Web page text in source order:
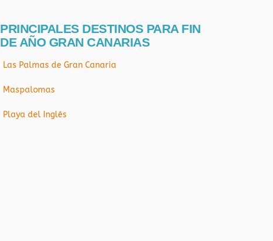
PRINCIPALES DESTINOS PARA FIN
DE AÑO GRAN CANARIAS
Las Palmas de Gran Canaria
Maspalomas
Playa del Inglés